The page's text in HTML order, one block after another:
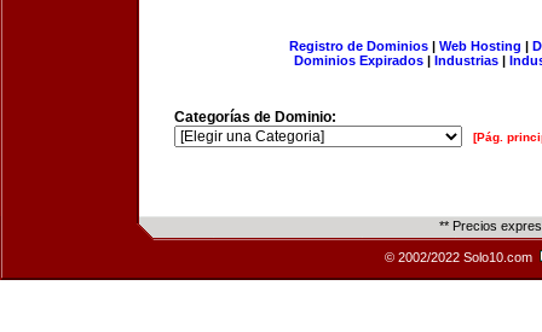
Registro de Dominios| Web Hosting |
Dominios Expirados | Industrias |
Categorías de Dominio:
[Pág.
** Precios
© 2002/2022 Solo10.com